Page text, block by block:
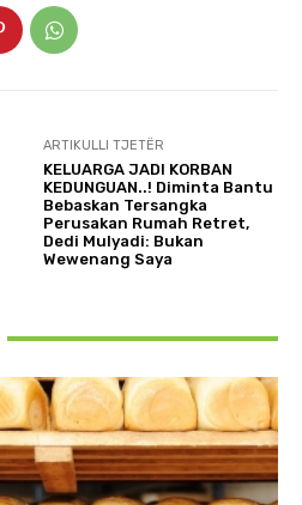
ARTIKULLI TJETËR
KELUARGA JADI KORBAN
KEDUNGUAN..! Diminta Bantu
Bebaskan Tersangka
Perusakan Rumah Retret,
Dedi Mulyadi: Bukan
Wewenang Saya